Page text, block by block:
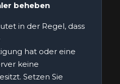
beheben
in der Regel, dass
hat oder eine
keine
Setzen Sie